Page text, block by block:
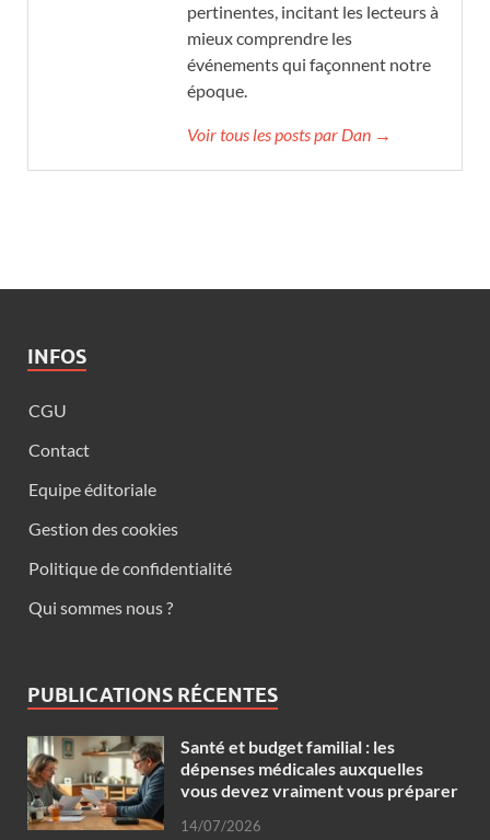
pertinentes, incitant les lecteurs à
mieux comprendre les
événements qui façonnent notre
époque.
Voir tous les posts par Dan →
INFOS
CGU
Contact
Equipe éditoriale
Gestion des cookies
Politique de confidentialité
Qui sommes nous ?
PUBLICATIONS RÉCENTES
Santé et budget familial : les
dépenses médicales auxquelles
vous devez vraiment vous préparer
14/07/2026